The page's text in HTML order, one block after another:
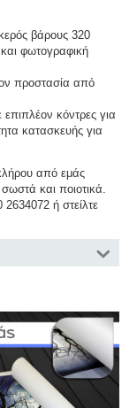
βάρους 320
φωτογραφική
προστασία από
κόντρες για
κατασκευής για
από εμάς
και ποιοτικά.
2634072 ή στείλτε